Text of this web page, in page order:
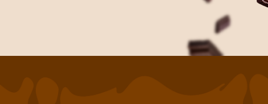
Kortom: een
betrouwbare
leverancier die
kwaliteit en service
uitstekend
combineert!